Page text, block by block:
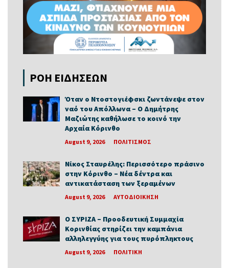
ΡΟΗ ΕΙΔΗΣΕΩΝ
Όταν ο Ντοστογιέφσκι ζωντάνεψε στον
ναό του Απόλλωνα – Ο Δημήτρης
Μαζιώτης καθήλωσε το κοινό την
Αρχαία Κόρινθο
August 9, 2026 ΠΟΛΙΤΙΣΜΟΣ
Νίκος Σταυρέλης: Περισσότερο πράσινο
στην Κόρινθο – Νέα δέντρα και
αντικατάσταση των ξεραμένων
August 9, 2026 ΑΥΤΟΔΙΟΙΚΗΣΗ
Ο ΣΥΡΙΖΑ – Προοδευτική Συμμαχία
Κορινθίας στηρίζει την καμπάνια
αλληλεγγύης για τους πυρόπληκτους
August 9, 2026 ΠΟΛΙΤΙΚΗ